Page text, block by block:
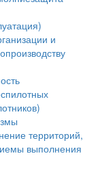
и
территорий,
выполнения